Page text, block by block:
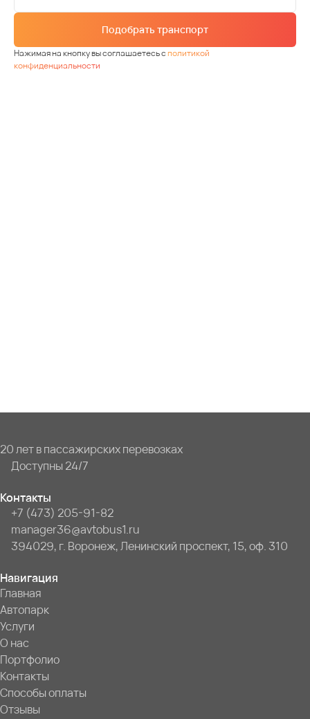
Подобрать транспорт
Нажимая на кнопку вы соглашаетесь сполитикой
конфиденциальности
20 лет в пассажирских перевозках
Доступны 24/7
Контакты
+7 (473) 205-91-82
manager36@avtobus1.ru
394029, г. Воронеж, Ленинский проспект, 15, оф. 310
Навигация
Главная
Автопарк
Услуги
О нас
Портфолио
Контакты
Способы оплаты
Отзывы